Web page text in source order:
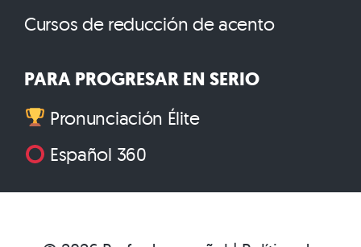
Cursos de reducción de acento
PARA PROGRESAR EN SERIO
Pronunciación Élite
Español 360